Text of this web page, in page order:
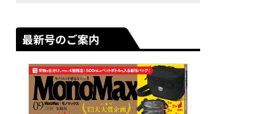
最新号のご案内